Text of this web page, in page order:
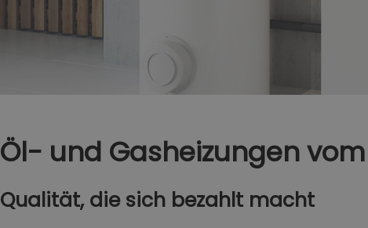
Öl- und Gasheizungen
Qualität, die sich bezahlt macht